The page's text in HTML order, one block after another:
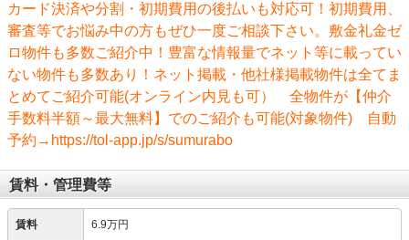
カード決済や分割・初期費用の後払いも対応可！初期費用、
審査等でお悩み中の方もぜひ一度ご相談下さい。敷金礼金ゼ
ロ物件も多数ご紹介中！豊富な情報量でネット等に載ってい
ない物件も多数あり！ネット掲載・他社様掲載物件は全てま
とめてご紹介可能(オンライン内見も可） 全物件が【仲介
手数料半額～最大無料】でのご紹介も可能(対象物件) 自動
予約→https://tol-app.jp/s/sumurabo
賃料・管理費等
賃料 6.9万円